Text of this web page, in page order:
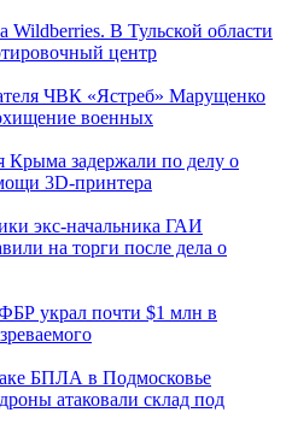
Wildberries. В Тульской области
центр
ЧВК «Ястреб» Марущенко
военных
Крыма задержали по делу о
3D‑принтера
экс-начальника ГАИ
на торги после дела о
украл почти $1 млн в
БПЛА в Подмосковье
атаковали склад под